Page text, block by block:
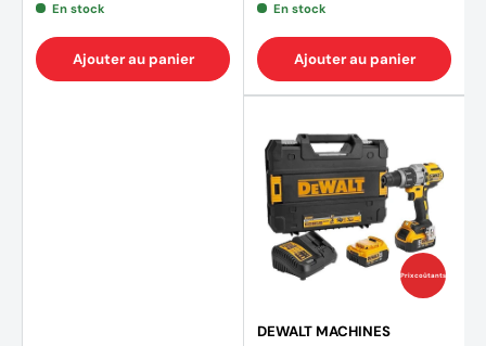
En stock
Ajouter au panier
En stock
Ajouter au panier
Prix coûtants
DEWALT MACHINES